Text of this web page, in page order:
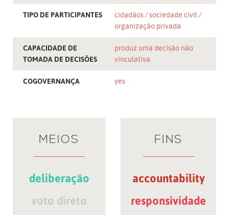
TIPO DE PARTICIPANTES cidadãos
sociedade civil
organização privada
CAPACIDADE DE
TOMADA DE DECISÕES
produz uma decisão não
vinculativa
COGOVERNANÇA yes
MEIOS
deliberação
voto direto
FINS
accountability
responsividade